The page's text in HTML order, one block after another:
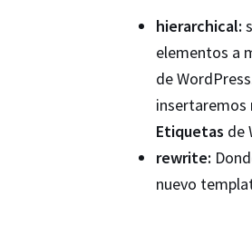
hierarchical:
elementos a
de
insertaremos
Etiquetas de
rewrite:
nuevo